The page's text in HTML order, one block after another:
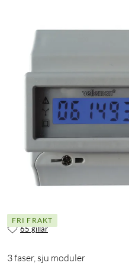
FRI FRAKT
65 gillar
3 faser, sju moduler